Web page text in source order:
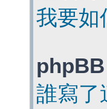
我要如
phpBB
誰寫了